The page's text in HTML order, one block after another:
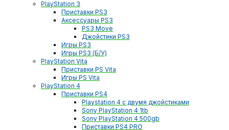
PlayStation 3
Приставки PS3
Аксессуары PS3
PS3 Move
Джойстики PS3
Игры PS3
Игры PS3 (Б/У)
PlayStation Vita
Приставки PS Vita
Игры PS Vita
PlayStation 4
Приставки PS4
Playstation 4 с двумя джойстиками
Sony PlayStation 4 1tb
Sony PlayStation 4 500gb
Приставки PS4 PRO